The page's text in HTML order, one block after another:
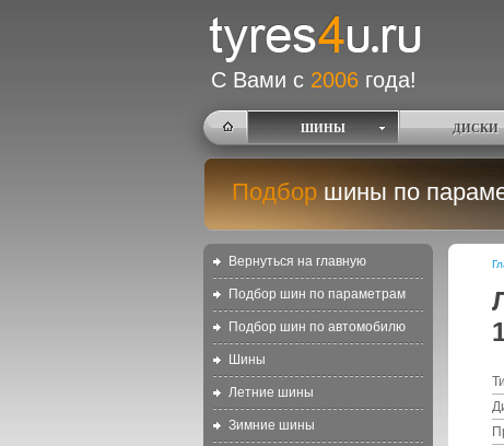
С Вами с 2006 года!
ШИНЫ ДИСКИ
Подбор шины по
Вернуться на главную
Подбор шин по параметрам
Подбор шин по автомобилю
Шины
Летние шины
Зимние шины